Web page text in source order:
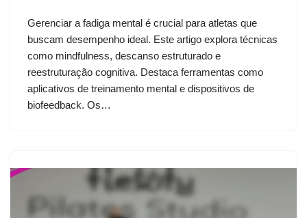
Gerenciar a fadiga mental é crucial para atletas que
buscam desempenho ideal. Este artigo explora técnicas
como mindfulness, descanso estruturado e
reestruturação cognitiva. Destaca ferramentas como
aplicativos de treinamento mental e dispositivos de
biofeedback. Os…